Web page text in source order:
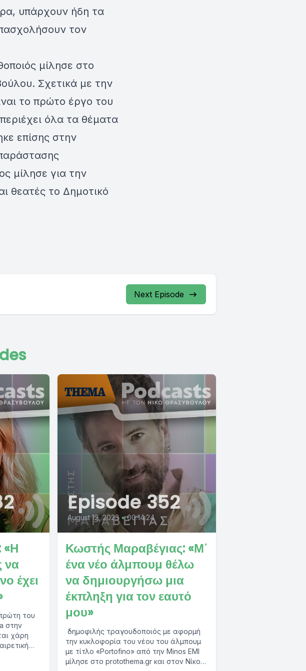
υπάρχουν ήδη τα
τον
μίλησε στο
Σχετικά με την
το πρώτο έργο του
όλα τα θέματα
επίσης στην
μίλησε για την
θεατές το Δημοτικό
Next Episode
«Η
να
έχει
του
στην
χάρη
Episode 352
August 12, 2023 • 00:14:24
Κωστής Μαραβέγιας: «Μ΄
ένα νέο άλμπουμ θέλω
να δημιουργήσω μια
έκπληξη για τον εαυτό
μου»
δημοφιλής τραγουδοποιός με αφορμή
την κυκλοφορία του νέου του άλμπουμ
με τίτλο «Portofino» από την Minos EMI
μίλησε στο protothema.gr και στον Νίκο